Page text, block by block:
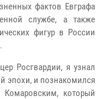
фактов Евграфа
службе, а также
фигур в России
Росгвардии, я узнал
эпохи, и познакомился
который